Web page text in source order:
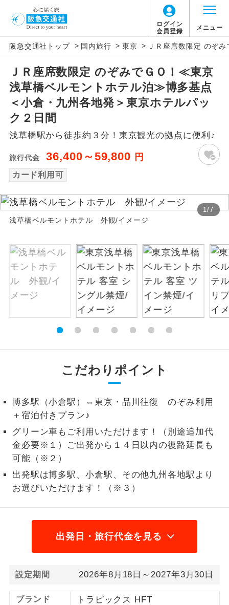
ログイン
会員登録
メニュー
阪急交通社トップ > 国内旅行 > 東京 > ＪＲ座席数限定 のぞ
ＪＲ座席数限定 のぞみでＧＯ！≪東京
浅草橋ベルモントホテル泊≫博多基点
＜小倉・九州各地発＞東京ホテルパッ
ク２日間
浅草橋駅から徒歩約３分！東京観光の拠点に便利♪
旅行代金 36,400～59,800 円
カード利用可
1/7
浅草橋ベルモントホテル 外観/イメージ
こだわりポイント
博多駅（小倉駅）⇔東京・品川往復 のぞみ利用
＋宿泊付きプラン♪
グリーン車もご利用いただけます！（別途追加代
金必要※１）ご出発から１４日以内の復路延長も
可能（※２）
出発駅は博多駅、小倉駅、その他九州各地駅より
お選びいただけます！（※３）
出発日・旅行代金を見る
設定期間 2026年8月18日～2027年3月30日
ブランド トラピックス HFT
アイコン 説明
添乗員同行
往路出発空港（駅）から復路到着空港
（駅）まで同行します。
現地添乗員同
行
バスガイド乗
務
バスガイドが乗務し、車内での観光案内
があります。
世界遺産
ユネスコに登録されている文化遺産や自
然遺産を訪ねるコースです。
絶景 絶景スポットに立ち寄るコースです。
温泉 温泉地にも宿泊するコースです。
す。
全食事付き
全てのお食事が付いていますので、お食
事の心配はいりません。（機内食を除
お部屋食
お部屋にてゆっくりとお召し上がりいた
だけます。
トラベルイヤ
ホン
周りの音を気にせず、ガイドさんの説明
をじっくり聞くことができます。
1名様催行
1名様から出発可能な個人型プランで
す。
2名様から出発可能な個人型プランで
す。
おひとり様参
加限定
おひとり様限定でご参加いただけるコー
スです。
1名様1室同代
1名様1室利用でも追加料金がかからない